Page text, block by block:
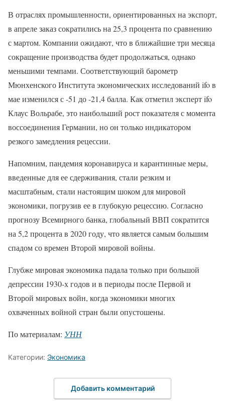
В отраслях промышленности, ориентированных на экспорт,
в апреле заказ сократились на 25,3 процента по сравнению
с мартом. Компании ожидают, что в ближайшие три месяца
сокращение производства будет продолжаться, однако
меньшими темпами. Соответствующий барометр
Мюнхенского Института экономических исследований ifo в
мае изменился с -51 до -21,4 балла. Как отметил эксперт ifo
Клаус Вольрабе, это наибольший рост показателя с момента
воссоединения Германии, но он только индикатором
резкого замедления рецессии.
Напомним, пандемия коронавируса и карантинные меры,
введенные для ее сдерживания, стали резким и
масштабным, стали настоящим шоком для мировой
экономики, погрузив ее в глубокую рецессию. Согласно
прогнозу Всемирного банка, глобальный ВВП сократится
на 5,2 процента в 2020 году, что является самым большим
спадом со времен Второй мировой войны.
Глубже мировая экономика падала только при большой
депрессии 1930-х годов и в периоды после Первой и
Второй мировых войн, когда экономики многих
охваченных войной стран были опустошены.
По материалам: УНН
Категории: Экономика
Добавить комментарий